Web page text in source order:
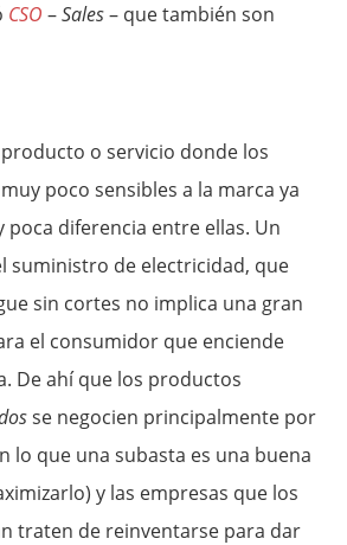
CSO –Sales– que también son
o servicio donde los
poco sensibles a la marca ya
poca diferencia entre ellas. Un
suministro de electricidad, que
sin cortes no implica una gran
el consumidor que enciende
De ahí que los productos
se negocien principalmente por
lo que una subasta es una buena
y las empresas que los
traten de reinventarse para dar